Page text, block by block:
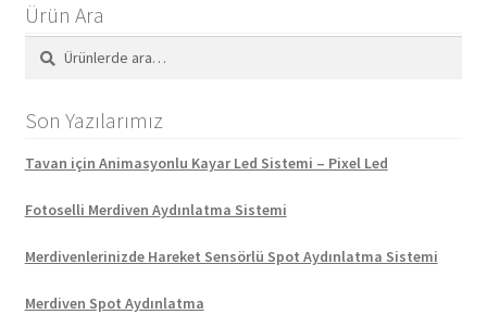
Ürün Ara
Ara:
Ara
Son Yazılarımız
Tavan için Animasyonlu Kayar Led Sistemi – Pixel Led
Fotoselli Merdiven Aydınlatma Sistemi
Merdivenlerinizde Hareket Sensörlü Spot Aydınlatma Sistemi
Merdiven Spot Aydınlatma